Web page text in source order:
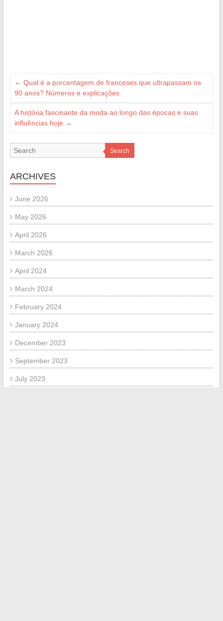
← Qual é a porcentagem de franceses que ultrapassam os
90 anos? Números e explicações
A história fascinante da moda ao longo das épocas e suas
influências hoje →
Search
ARCHIVES
June 2026
May 2026
April 2026
March 2026
April 2024
March 2024
February 2024
January 2024
December 2023
September 2023
July 2023